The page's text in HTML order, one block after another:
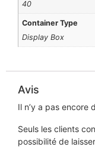
40
Container Type
Display Box
Avis
Il n’y a pas encore
Seuls les clients
possibilité de